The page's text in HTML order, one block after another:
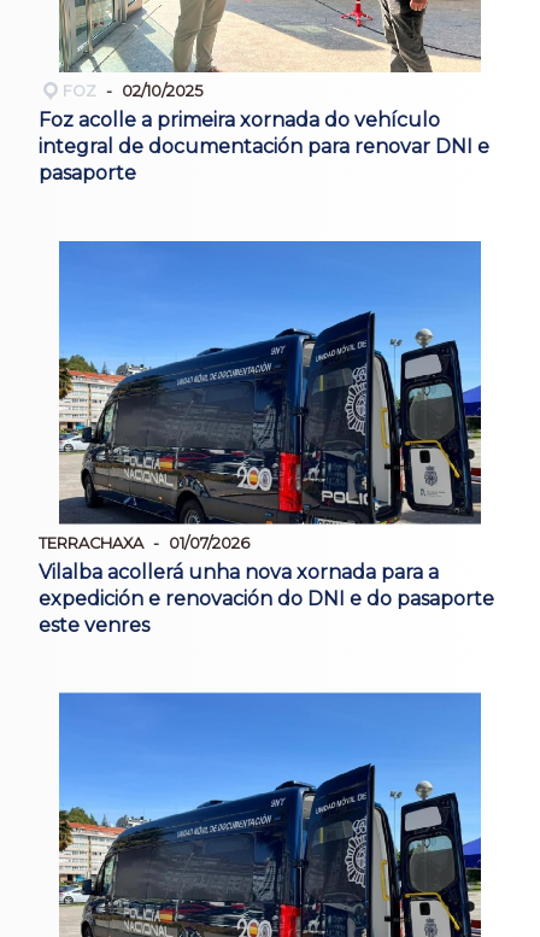
FOZ 02/10/2025
Foz acolle a primeira xornada do vehículo
integral de documentación para renovar DNI e
pasaporte
TERRACHAXA 01/07/2026
Vilalba acollerá unha nova xornada para a
expedición e renovación do DNI e do pasaporte
este venres